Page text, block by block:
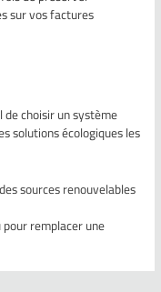
sur vos factures
choisir un système
solutions écologiques les
sources renouvelables
remplacer une